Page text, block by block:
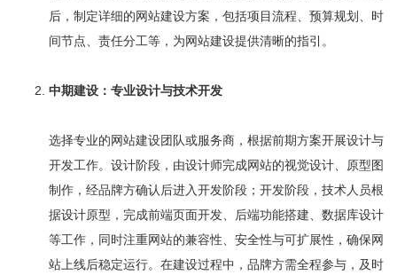
后，制定详细的网站建设方案，包括项目流程、预算规划、时
间节点、责任分工等，为网站建设提供清晰的指引。
中期建设：专业设计与技术开发
选择专业的网站建设团队或服务商，根据前期方案开展设计与
开发工作。设计阶段，由设计师完成网站的视觉设计、原型图
制作，经品牌方确认后进入开发阶段；开发阶段，技术人员根
据设计原型，完成前端页面开发、后端功能搭建、数据库设计
等工作，同时注重网站的兼容性、安全性与可扩展性，确保网
站上线后稳定运行。在建设过程中，品牌方需全程参与，及时